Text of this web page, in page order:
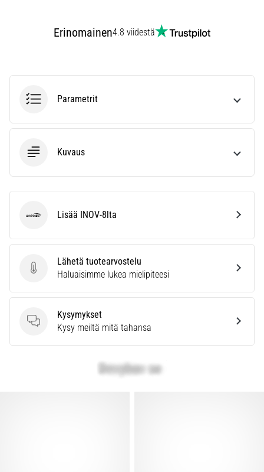
artikkelit
Erinomainen4.8 viidestä
Parametrit
Kuvaus
Lähetä tuotearvostelu
Lähetä tuotearvostelu
Haluaisimme lukea mielipiteesi
Kysymykset
Kysymykset
Kysy meiltä mitä tahansa
INOV-8Lisää INOV-8lta